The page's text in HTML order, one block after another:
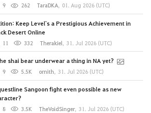
9 262 TaraDKA, 01. Aug 2026 (UTC)
Keep Level`s a Prestigious Achievement in
Desert Online
11 332 Therakiel, 31. Jul 2026 (UTC)
shai bear underwear a thing in NA yet?
9 5.5K ornith, 31. Jul 2026 (UTC)
Sangoon fight even possible as new
8 3.5K TheVoidSinger, 31. Jul 2026 (UTC)